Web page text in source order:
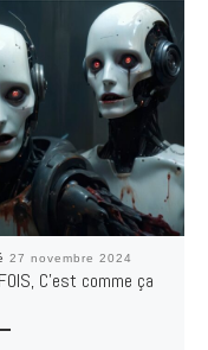
27 novembre 2024
C’est comme ça